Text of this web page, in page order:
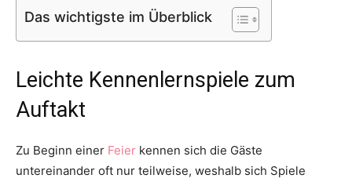
Das wichtigste im Überblick
Leichte Kennenlernspiele zum
Auftakt
Zu Beginn einer Feier kennen sich die Gäste
untereinander oft nur teilweise, weshalb sich Spiele